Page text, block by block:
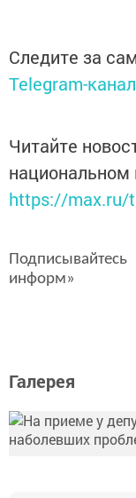
Следите за
Telegram-
Читайте
https://max.ru/
информ»
Галерея